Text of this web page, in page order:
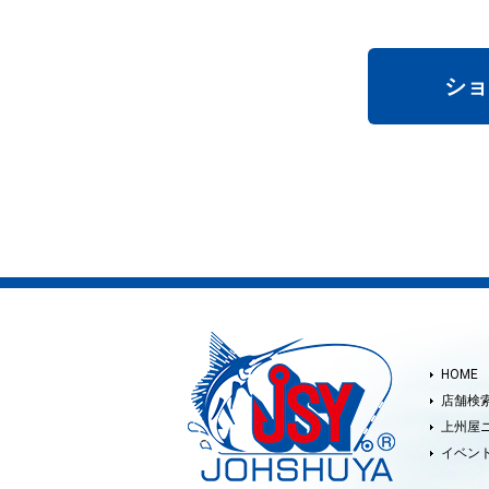
シ
HOME
店舗検
上州屋
イベン